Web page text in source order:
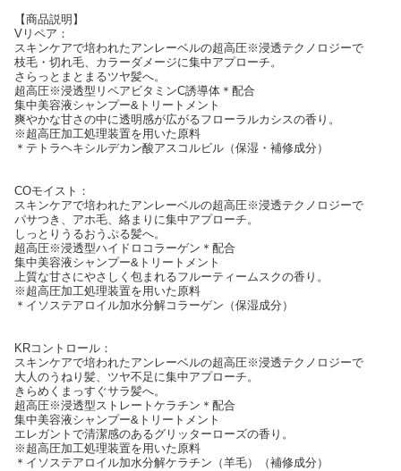
【商品説明】
Vリペア：
スキンケアで培われたアンレーベルの超高圧※浸透テクノロジーで
枝毛・切れ毛、カラーダメージに集中アプローチ。
さらっとまとまるツヤ髪へ。
超高圧※浸透型リペアビタミンC誘導体＊配合
集中美容液シャンプー&トリートメント
爽やかな甘さの中に透明感が広がるフローラルカシスの香り。
※超高圧加工処理装置を用いた原料
＊テトラヘキシルデカン酸アスコルビル（保湿・補修成分）
COモイスト：
スキンケアで培われたアンレーベルの超高圧※浸透テクノロジーで
パサつき、アホ毛、絡まりに集中アプローチ。
しっとりうるおうぷる髪へ。
超高圧※浸透型ハイドロコラーゲン＊配合
集中美容液シャンプー&トリートメント
上質な甘さにやさしく包まれるフルーティームスクの香り。
※超高圧加工処理装置を用いた原料
＊イソステアロイル加水分解コラーゲン（保湿成分）
KRコントロール：
スキンケアで培われたアンレーベルの超高圧※浸透テクノロジーで
大人のうねり髪、ツヤ不足に集中アプローチ。
きらめくまっすぐサラ髪へ。
超高圧※浸透型ストレートケラチン＊配合
集中美容液シャンプー&トリートメント
エレガントで清潔感のあるグリッターローズの香り。
※超高圧加工処理装置を用いた原料
＊イソステアロイル加水分解ケラチン（羊毛）（補修成分）